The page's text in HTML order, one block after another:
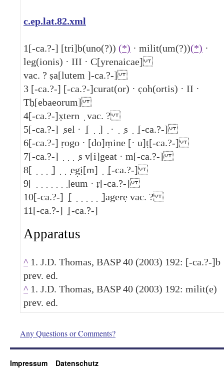
c.ep.lat.82.xml
1[-ca.?-] [tri]b(uno(?)) (*) · milit(um(?))(*) ·
leg(ionis) · III · C[yrenaicae]
vac. ? ṣa[lutem ]-ca.?-]
3 [-ca.?-] [-ca.?-]curat(or) · c̣oh(ortis) · II ·
Tḥ[ebaeorum]
4[-ca.?-]x̣tern ̣ vac. ?
5[-ca.?-] ̣sel · ̣[ ̣ ̣] ̣ · ̣ ̣s ̣ ̣[-ca.?-]
6[-ca.?-] ṛogo · [do]ṃine [· u]ṭ[-ca.?-]
7[-ca.?-] ̣ ̣ ̣ ̣s v[i]geat · m[-ca.?-]
8[ ̣ ̣ ̣ ̣] ̣ ̣ ̣eg̣ị[m] ̣ ̣[-ca.?-]
9[ ̣ ̣ ̣ ̣ ̣ ̣ ̣]eum · ṛ[-ca.?-]
10[-ca.?-] ̣[ ̣ ̣ ̣ ̣ ̣ ̣]agerẹ vac. ?
11[-ca.?-] ̣[-ca.?-]
Apparatus
^ 1. J.D. Thomas, BASP 40 (2003) 192: [-ca.?-]b
prev. ed.
^ 1. J.D. Thomas, BASP 40 (2003) 192: milit(e)
prev. ed.
Any Questions or Comments?
Impressum Datenschutz